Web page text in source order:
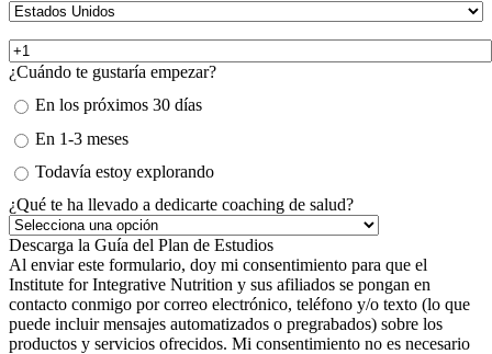
¿Cuándo te gustaría empezar?
En los próximos 30 días
En 1-3 meses
Todavía estoy explorando
¿Qué te ha llevado a dedicarte coaching de salud?
Al enviar este formulario, doy mi consentimiento para que el
Institute for Integrative Nutrition y sus afiliados se pongan en
contacto conmigo por correo electrónico, teléfono y/o texto (lo que
puede incluir mensajes automatizados o pregrabados) sobre los
productos y servicios ofrecidos. Mi consentimiento no es necesario